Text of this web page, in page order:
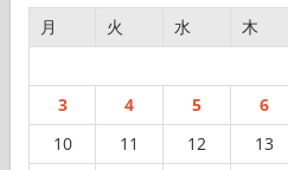
月 火 水 木
3
4 5 6
10
11 12 13